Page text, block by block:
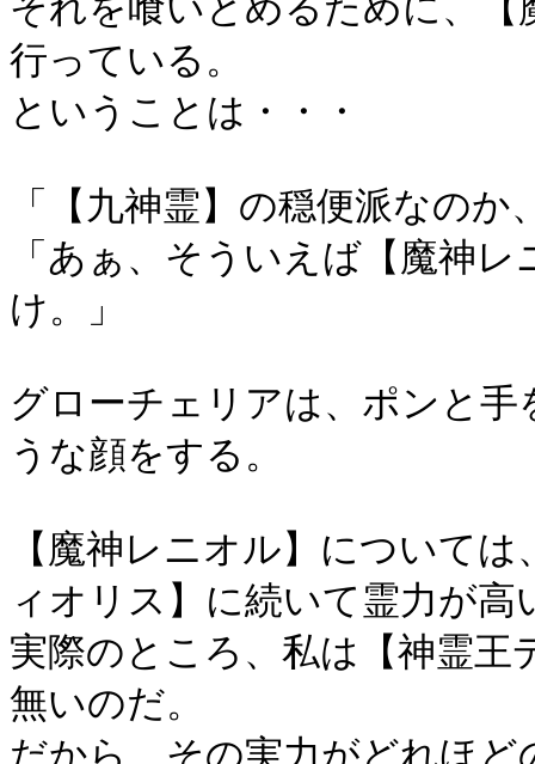
それを喰いとめるために、
行っている。
ということは・・・
「【九神霊】の穏便派なの
「あぁ、そういえば【魔神
け。」
グローチェリアは、ポンと
うな顔をする。
【魔神レニオル】について
ィオリス】に続いて霊力が
実際のところ、私は【神霊
無いのだ。
だから、その実力がどれほ